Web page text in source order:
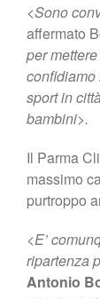
<Sono
affermato
per
sport in
bambini>.
Il Parma
massimo
purtroppo
<E’
ripartenza
Antonio